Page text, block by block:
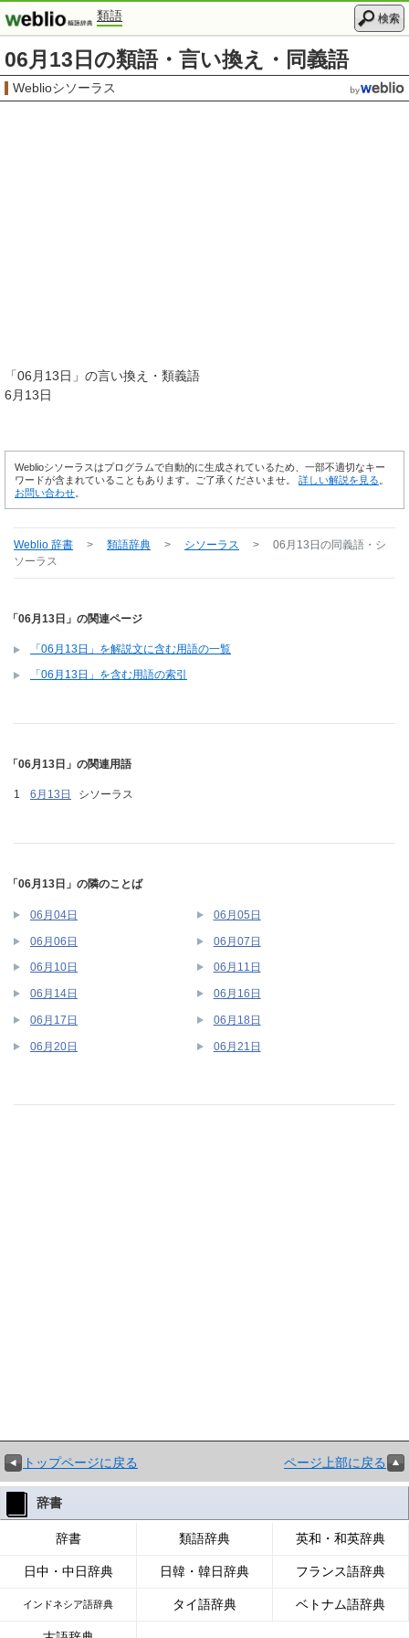
類語 検索
06月13日の類語・言い換え・同義語
Weblioシソーラス
「06月13日 」の言い換え・類義語
6月13日
Weblioシソーラスはプログラムで自動的に生成されているため、一部不適切なキー
ワードが含まれていることもあります。ご了承くださいませ。 詳しい解説を見る
お問い合わせ
Weblio 辞書 > 類語辞典 > シソーラス > 06月13日 の同義語・シ
ソーラス
「06月13日」の関連ページ
「06月13日」を解説文に含む用語の一覧
「06月13日」を含む用語の索引
「06月13日」の関連用語
6月13日 シソーラス
「06月13日」の隣のことば
06月04日 06月05日
06月06日 06月07日
06月10日 06月11日
06月14日 06月16日
06月17日 06月18日
06月20日 06月21日
トップページに戻る ページ上部に戻る
辞書
辞書 類語辞典 英和・和英辞典
日中・中日辞典 日韓・韓日辞典 フランス語辞典
インドネシア語辞典 タイ語辞典 ベトナム語辞典